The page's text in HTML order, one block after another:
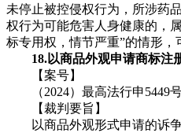
未停止被控侵权行为，所涉药
权行为可能危害人身健康的，
标专用权，情节严重”的情形，
18.以商品外观申请商标注
【案号】
（2024）最高法行申5449
【裁判要旨】
以商品外观形式申请的诉争